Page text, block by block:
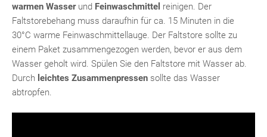
warmen Wasserund Feinwaschmittel reinigen. Der
Faltstorebehang muss daraufhin für ca. 15 Minuten in die
30°C warme Feinwaschmittellauge. Der Faltstore sollte zu
einem Paket zusammengezogen werden, bevor er aus dem
Wasser geholt wird. Spülen Sie den Faltstore mit Wasser ab.
Durch leichtes Zusammenpressen sollte das Wasser
abtropfen.